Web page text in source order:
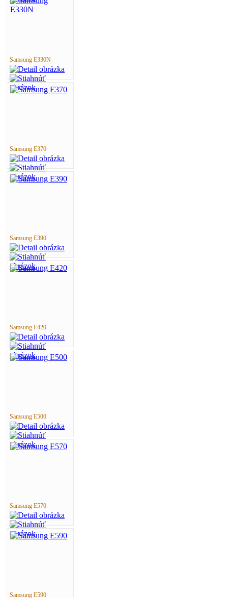
Samsung E330N
Samsung E370
Samsung E390
Samsung E420
Samsung E500
Samsung E570
Samsung E590